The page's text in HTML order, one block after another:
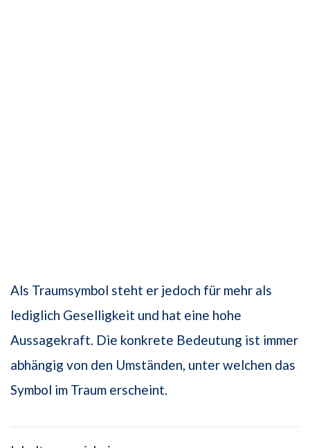
Als Traumsymbol steht er jedoch für mehr als
lediglich Geselligkeit und hat eine hohe
Aussagekraft. Die konkrete Bedeutung ist immer
abhängig von den Umständen, unter welchen das
Symbol im Traum erscheint.